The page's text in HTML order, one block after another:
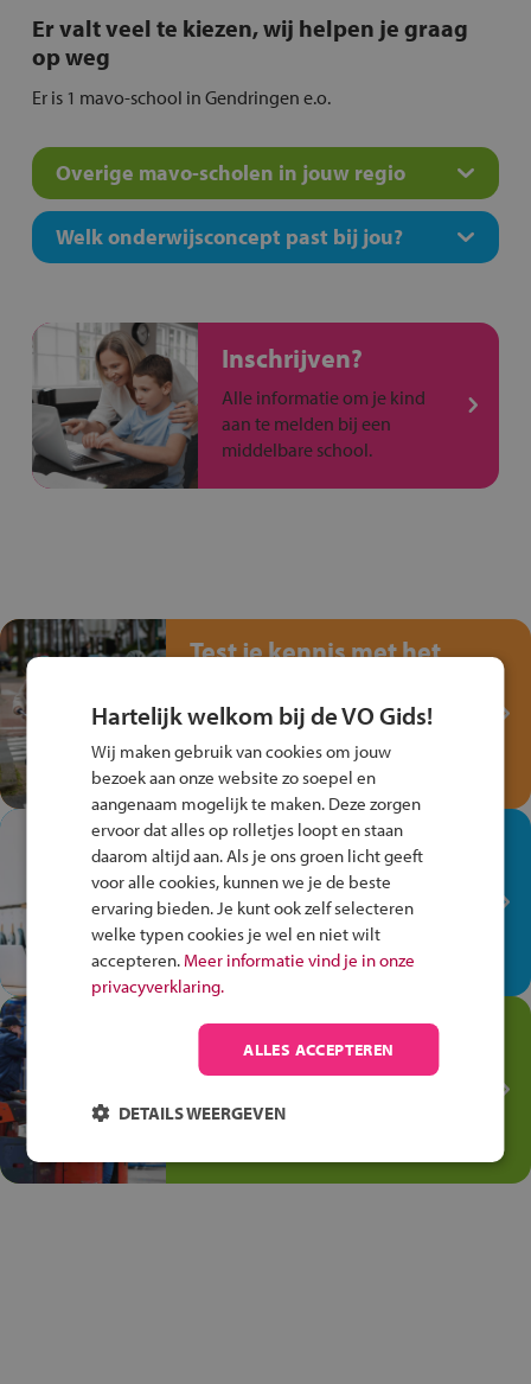
Er valt veel te kiezen, wij helpen je graag
op weg
Er is 1 mavo-school in Gendringen e.o.
Overige mavo-scholen in jouw regio
Welk onderwijsconcept past bij jou?
Inschrijven?
Alle informatie om je kind
aan te melden bij een
middelbare school.
Test je kennis met het
Verkeersspel!
Speel het Fiets Veilig Verkeersspel
en win een Cortina-fiets!
In de winkel ben je op je
plek!
Ontdek via het vmbo jouw talent
op de winkelvloer, waar elke dag
anders is!
Jouw talent in de
Transport en Logistiek
logistiek: daar kun je mee
Hartelijk welkom bij de VO Gids!
Wij maken gebruik van cookies om jouw
bezoek aan onze website zo soepel en
aangenaam mogelijk te maken. Deze zorgen
ervoor dat alles op rolletjes loopt en staan
daarom altijd aan. Als je ons groen licht geeft
voor alle cookies, kunnen we je de beste
ervaring bieden. Je kunt ook zelf selecteren
welke typen cookies je wel en niet wilt
accepteren. Meer informatie vind je in onze
privacyverklaring.
ALLES ACCEPTEREN
DETAILS WEERGEVEN